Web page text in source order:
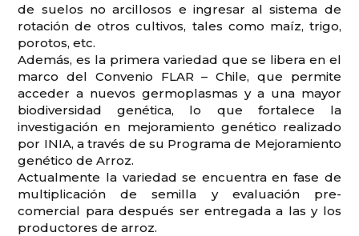
de suelos no arcillosos e ingresar al sistema de
rotación de otros cultivos, tales como maíz, trigo,
porotos, etc.
Además, es la primera variedad que se libera en el
marco del Convenio FLAR – Chile, que permite
acceder a nuevos germoplasmas y a una mayor
biodiversidad genética, lo que fortalece la
investigación en mejoramiento genético realizado
por INIA, a través de su Programa de Mejoramiento
genético de Arroz.
Actualmente la variedad se encuentra en fase de
multiplicación de semilla y evaluación pre-
comercial para después ser entregada a las y los
productores de arroz.